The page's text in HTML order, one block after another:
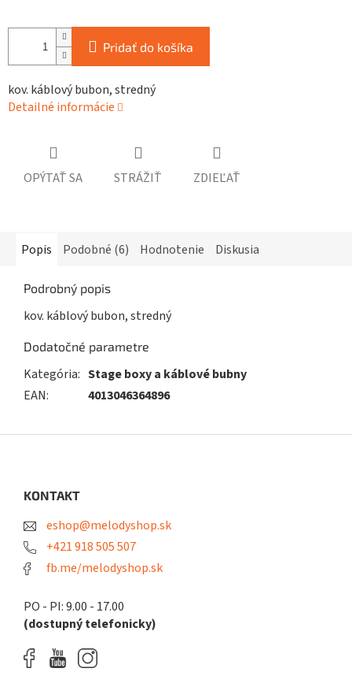
Pridať do košíka
kov. káblový bubon, stredný
Detailné informácie
OPÝTAŤ SA STRÁŽIŤ ZDIEĽAŤ
Popis Podobné (6) Hodnotenie Diskusia
Podrobný popis
kov. káblový bubon, stredný
Dodatočné parametre
Kategória: Stage boxy a káblové bubny
EAN: 4013046364896
KONTAKT
eshop@melodyshop.sk
+421 918 505 507
fb.me/melodyshop.sk
PO - PI: 9.00 - 17.00
(dostupný telefonicky)